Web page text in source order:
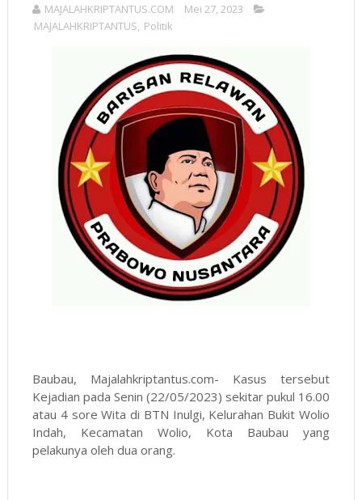
MAJALAHKRIPTANTUS.COM
Mei 27, 2023
MAJALAHKRIPTANTUS, Politik
Baubau, Majalahkriptantus.com- Kasus tersebut
Kejadian pada Senin (22/05/2023) sekitar pukul 16.00
atau 4 sore Wita di BTN Inulgi, Kelurahan Bukit Wolio
Indah, Kecamatan Wolio, Kota Baubau yang
pelakunya oleh dua orang.